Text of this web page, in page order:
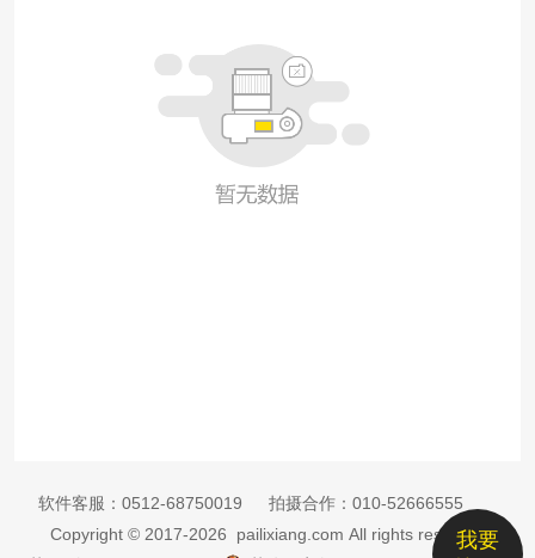
我要
软件客服： 0512-68750019 拍摄合作： 010-52666555
Copyright © 2017-2026 pailixiang.com All rights reserved